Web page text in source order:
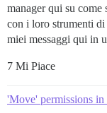
manager qui su come
con i loro strumenti di
miei messaggi qui in
7 Mi Piace
'Move' permissions in